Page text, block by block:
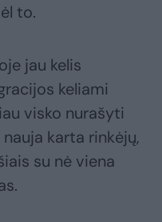
to.
jau kelis
keliami
visko nurašyti
karta rinkėjų,
su nė viena